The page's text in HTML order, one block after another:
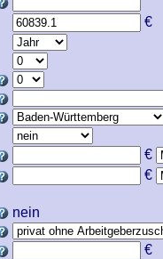
€
€
€
nein
€